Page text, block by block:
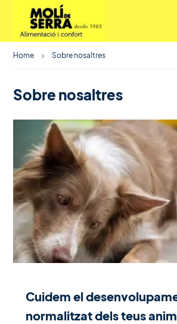
Home Sobre nosaltres
Sobre nosaltres
Cuidem el
normalitzat dels teus